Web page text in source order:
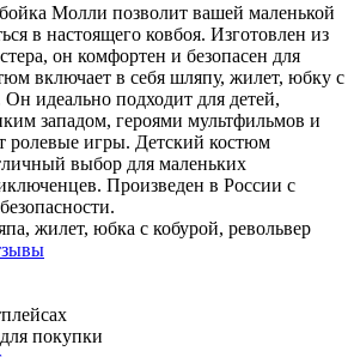
Молли позволит вашей маленькой
в настоящего ковбоя. Изготовлен из
он комфортен и безопасен для
включает в себя шляпу, жилет, юбку с
Он идеально подходит для детей,
западом, героями мультфильмов и
ролевые игры. Детский костюм
выбор для маленьких
Произведен в России с
жилет, юбка с кобурой, револьвер
покупки